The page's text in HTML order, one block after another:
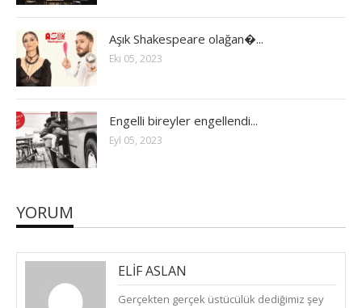
Aşık Shakespeare olağan�...
Eki 05, 2023
Engelli bireyler engellendi...
Eyl 05, 2023
YORUM
ELIF ASLAN
(PAZAR, ARALIK 4, 2016) CEVAPLA
Gerçekten gerçek üstücülük dediğimiz şey